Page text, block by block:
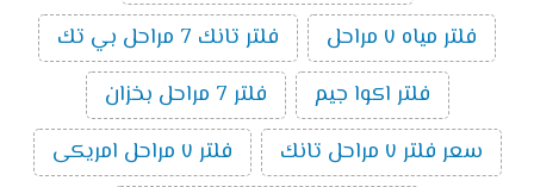
فلتر مياه ٧ مراحل
فلتر تانك 7 مراحل بي تك
فلتر اكوا جيم
فلتر 7 مراحل بخزان
سعر فلتر ٧ مراحل تانك
فلتر ٧ مراحل امريكى